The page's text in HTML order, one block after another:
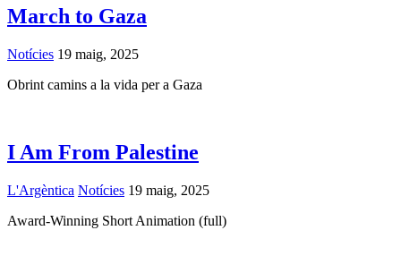
March to Gaza
Notícies 19 maig, 2025
Obrint camins a la vida per a Gaza
I Am From Palestine
L'Argèntica Notícies 19 maig, 2025
Award-Winning Short Animation (full)